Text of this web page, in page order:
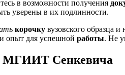
в возможности получения
уверены в их подлинности.
корочку вузовского образца
опыт для успешной работы. Не
МГИИТ Сенкевича